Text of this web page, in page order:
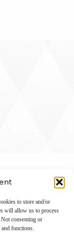
to store and/or
will allow us to process
consenting or
functions.